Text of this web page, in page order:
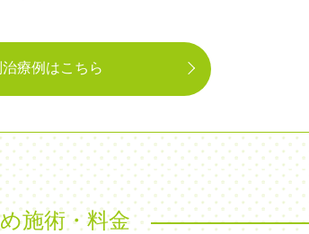
療例はこちら
施術・料金